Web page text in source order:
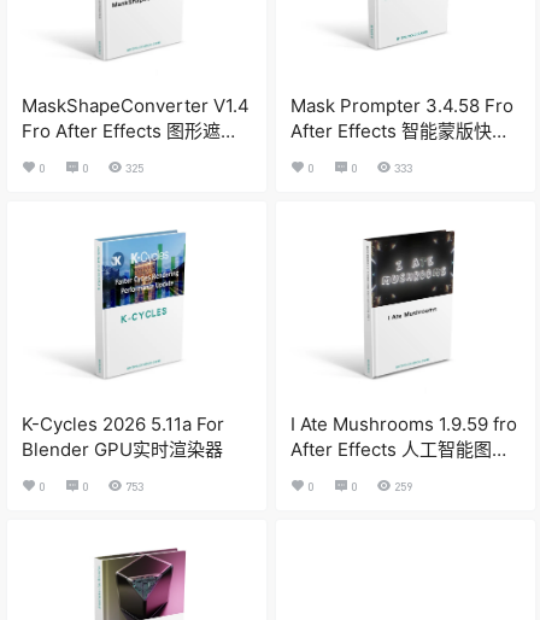
MaskShapeConverter V1.4
Fro After Effects 图形遮罩
相互转换脚本
0 0 325
Mask Prompter 3.4.58 Fro
After Effects 智能蒙版快速
抠像插件
0 0 333
K-Cycles 2026 5.11a For
Blender GPU实时渲染器
0 0 753
I Ate Mushrooms 1.9.59 fro
After Effects 人工智能图像
0 0 259